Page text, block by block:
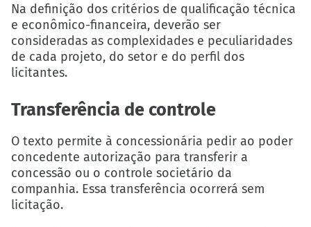
Na definição dos critérios de qualificação técnica
e econômico-financeira, deverão ser
consideradas as complexidades e peculiaridades
de cada projeto, do setor e do perfil dos
licitantes.
Transferência de controle
O texto permite à concessionária pedir ao poder
concedente autorização para transferir a
concessão ou o controle societário da
companhia. Essa transferência ocorrerá sem
licitação.